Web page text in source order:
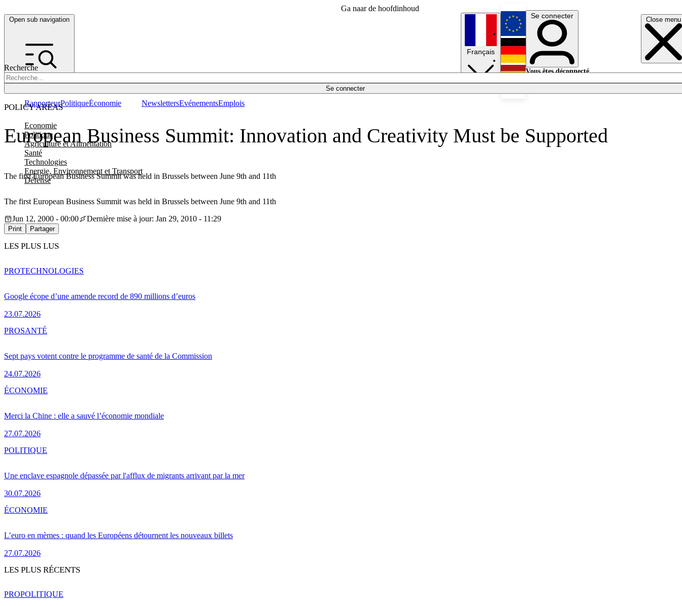
Ga naar de hoofdinhoud
Open sub navigation Close menu
Recherche
Se connecter
POLICY AREAS
Economie
Politique
Agriculture et Alimentation
Santé
Technologies
Energie, Environnement et Transport
Défense
RapporteurPolitiqueÉconomie NewslettersEvénementsEmplois
Français
English
Deutsch
Se connecter
Vous êtes déconnecté.
European Business Summit: Innovation and Creativity Must be Supported
The first European Business Summit was held in Brussels between June 9th and 11th
The first European Business Summit was held in Brussels between June 9th and 11th
Jun 12, 2000 - 00:00
Dernière mise à jour: Jan 29, 2010 - 11:29
Print Partager
LES PLUS LUS
Google écope d’une amende record de 890 millions d’euros
23.07.2026
PROTECHNOLOGIES
Sept pays votent contre le programme de santé de la Commission
24.07.2026
PROSANTÉ
Merci la Chine : elle a sauvé l’économie mondiale
27.07.2026
ÉCONOMIE
Une enclave espagnole dépassée par l'afflux de migrants arrivant par la mer
30.07.2026
POLITIQUE
L’euro en mèmes : quand les Européens détournent les nouveaux billets
27.07.2026
ÉCONOMIE
LES PLUS RÉCENTS
PROPOLITIQUE